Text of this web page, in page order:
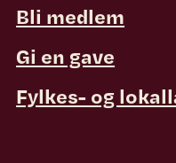
Bli medlem
Gi en gave
Fylkes- og